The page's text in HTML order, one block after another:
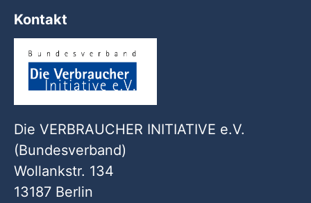
Kontakt
Die VERBRAUCHER INITIATIVE e.V.
(Bundesverband)
Wollankstr. 134
13187 Berlin